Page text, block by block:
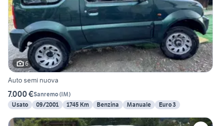
6
Auto semi nuova
7.000 €Sanremo(IM)
Usato
09/2001 1745 Km Benzina Manuale Euro 3